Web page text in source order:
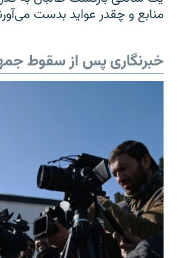
منابع و چقدر عواید بدست
خبرنگاری پس از سقوط